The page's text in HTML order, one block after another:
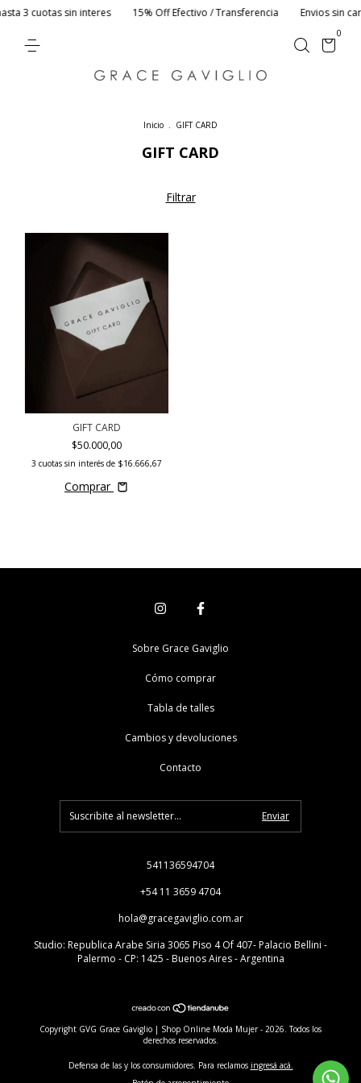
3 cuotas sin interes 15% Off Efectivo / Transferencia Envios sin
0
Inicio . GIFT CARD
GIFT CARD
Filtrar
GIFT CARD
$50.000,00
3 cuotas sin interés de $16.666,67
Comprar
Sobre Grace Gaviglio
Cómo comprar
Tabla de talles
Cambios y devoluciones
Contacto
541136594704
+54 11 3659 4704
hola@gracegaviglio.com.ar
Studio: Republica Arabe Siria 3065 Piso 4 Of 407- Palacio Bellini -
Palermo - CP: 1425 - Buenos Aires - Argentina
Copyright GVG Grace Gaviglio | Shop Online Moda Mujer - 2026. Todos los
derechos reservados.
Defensa de las y los consumidores. Para reclamos ingresá acá.